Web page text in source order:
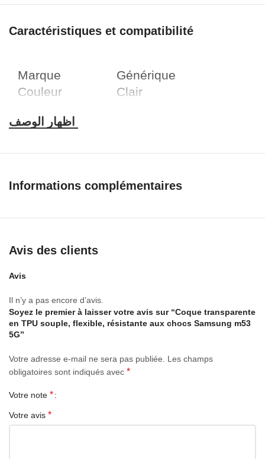
Caractéristiques et compatibilité
Marque
Générique
Couleur
Clair
forme
compatibles
5G
Solide
Fonction
Informations complémentaires
Avis des clients
Avis
Il n’y a pas encore d’avis.
Soyez le premier à laisser votre avis sur “Coque transparente
en TPU souple, flexible, résistante aux chocs Samsung m53
5G”
Votre adresse e-mail ne sera pas publiée.
Les champs
obligatoires sont indiqués avec *
Votre note *
Votre avis *